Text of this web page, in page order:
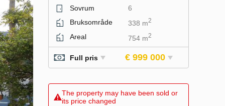
Sovrum
6
Bruksområde
338 m2
Areal 754 m2
Full pris € 999 000
The property may have been sold or
its price changed